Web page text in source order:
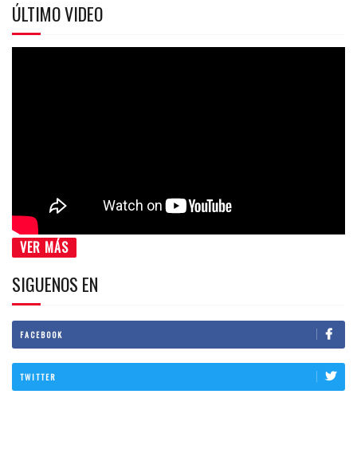
ÚLTIMO VIDEO
VER MÁS
SIGUENOS EN
FACEBOOK
TWITTER